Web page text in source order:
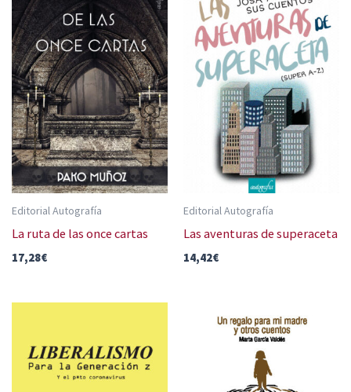
Editorial Autografía
La ruta de las once cartas
17,28€
Editorial Autografía
Las aventuras de superaceta
14,42€